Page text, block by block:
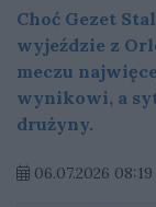
Choć Gezet
wyjeździe z
meczu
wynikowi, a
drużyny.
06.07.2026 08:19